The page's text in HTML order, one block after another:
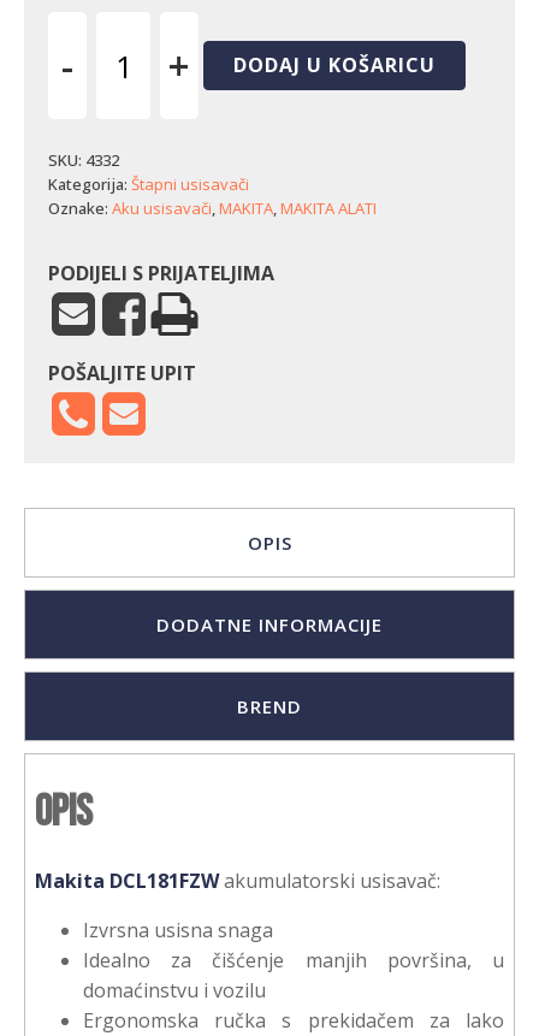
-
DCL181FZW
količina
+ DODAJ U KOŠARICU
SKU: 4332
Kategorija: Štapni usisavači
Oznake: Aku usisavači,MAKITA,MAKITA ALATI
PODIJELI S PRIJATELJIMA
POŠALJITE UPIT
OPIS
DODATNE INFORMACIJE
BREND
Opis
Makita DCL181FZWakumulatorski usisavač:
Izvrsna usisna snaga
Idealno za čišćenje manjih površina, u
domaćinstvu i vozilu
Ergonomska ručka s prekidačem za lako